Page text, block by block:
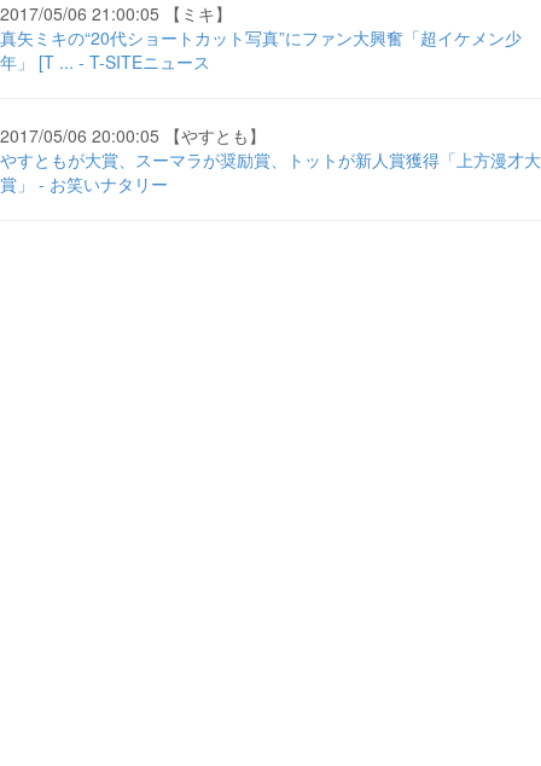
2017/05/06 21:00:05 【ミキ】
真矢ミキの“20代ショートカット写真”にファン大興奮「超イケメン少
年」 [T ... - T-SITEニュース
2017/05/06 20:00:05 【やすとも】
やすともが大賞、スーマラが奨励賞、トットが新人賞獲得「上方漫才大
賞」 - お笑いナタリー